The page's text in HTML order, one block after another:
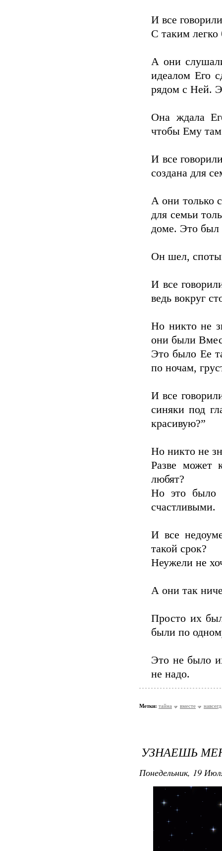
И все
С таким легко
А они
идеалом Его
рядом с Ней.
Она ждала
чтобы Ему
И все
создана для
А они только
для семьи
доме. Это был
Он шел,
И все
ведь вокруг
Но никто не
они были
Это было Ее
по ночам,
И все
синяки под
красивую?”
Но никто не
Разве может
любят?
Но это было
счастливыми.
И все
такой срок?
Неужели не
А они так
Просто их
были по
Это не было
не надо.
Метки: тайна вместе
УЗНАЕШЬ
Понедельник, 19